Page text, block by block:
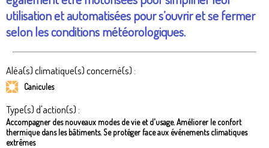
utilisation et automatisées pour s’ouvrir et se fermer
selon les conditions météorologiques.
Aléa(s) climatique(s) concerné(s) :
Canicules
Type(s) d'action(s) :
Accompagner des nouveaux modes de vie et d'usage,Améliorer le confort
thermique dans les bâtiments, Se protéger face aux événements climatiques
extrêmes